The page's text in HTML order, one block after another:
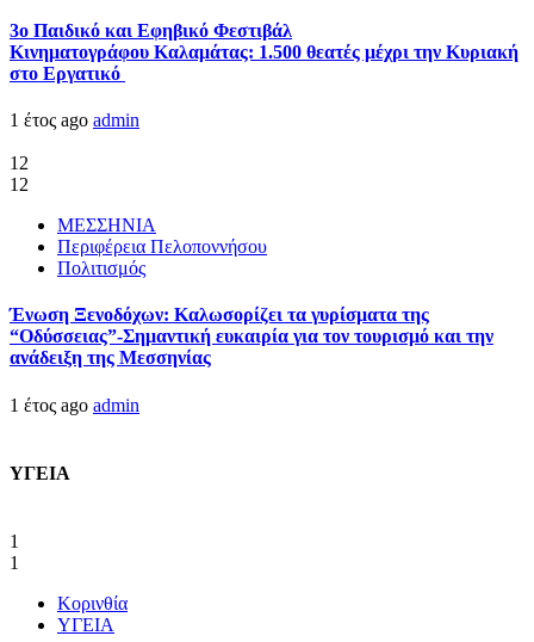
3ο Παιδικό και Εφηβικό Φεστιβάλ
Κινηματογράφου Καλαμάτας: 1.500 θεατές μέχρι την Κυριακή
στο Εργατικό
1 έτος ago admin
12
12
ΜΕΣΣΗΝΙΑ
Περιφέρεια Πελοποννήσου
Πολιτισμός
Ένωση Ξενοδόχων: Καλωσορίζει τα γυρίσματα της
“Οδύσσειας”-Σημαντική ευκαιρία για τον τουρισμό και την
ανάδειξη της Μεσσηνίας
1 έτος ago admin
ΥΓΕΙΑ
1
1
Κορινθία
ΥΓΕΙΑ